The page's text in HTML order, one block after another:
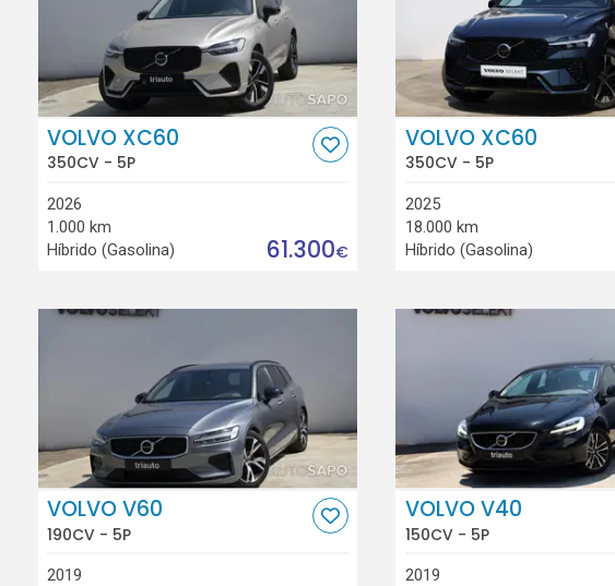
VOLVO XC60
350CV - 5P
2026
1.000 km
Híbrido (Gasolina)
61.300€
VOLVO XC60
350CV - 5P
2025
18.000 km
Híbrido (Gasolina)
VOLVO V60
190CV - 5P
2019
VOLVO V40
150CV - 5P
2019